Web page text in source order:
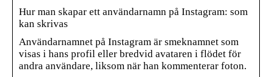
Hur man skapar ett användarnamn på Instagram: som
kan skrivas
Användarnamnet på Instagram är smeknamnet som
visas i hans profil eller bredvid avataren i flödet för
andra användare, liksom när han kommenterar foton.